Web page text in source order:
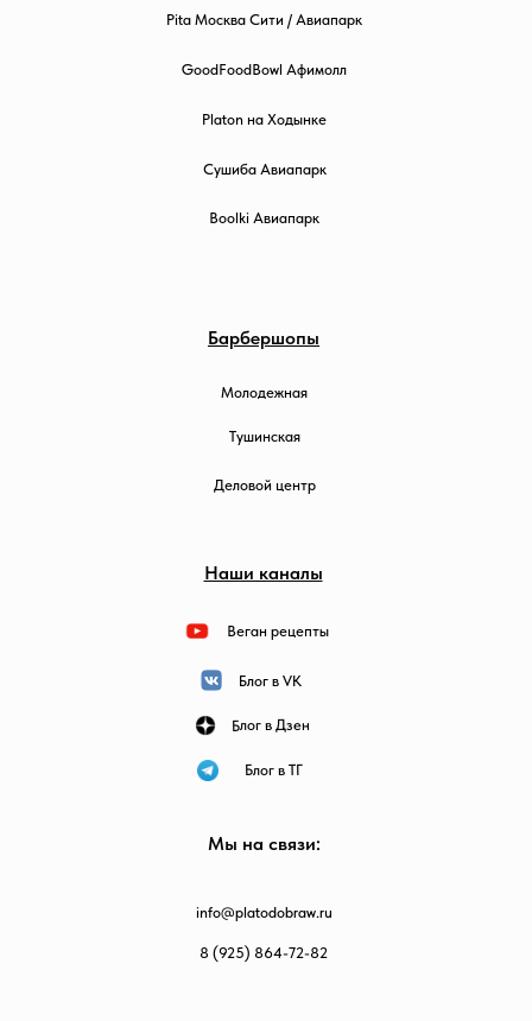
Барбершопы
Молодежная
Тушинская
Деловой центр
Pita Москва Сити / Авиапарк
GoodFoodBowl Афимолл
Platon на Ходынке
Сушиба Авиапарк
Boolki Авиапарк
Наши каналы
Блог в VK
Веган рецепты
Блог в Дзен
Блог в ТГ
Мы на связи:
info@platodobraw.ru
8 (925) 864-72-82